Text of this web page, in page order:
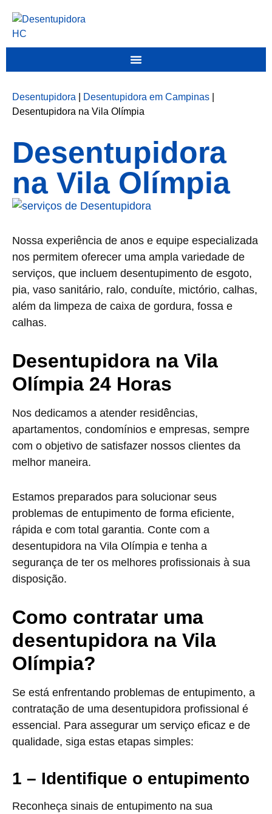
Desentupidora Desentupidora em Campinas
Desentupidora na Vila Olímpia
Desentupidora
na Vila Olímpia
Nossa experiência de anos e equipe especializada
nos permitem oferecer uma ampla variedade de
serviços, que incluem desentupimento de esgoto,
pia, vaso sanitário, ralo, conduíte, mictório, calhas,
além da limpeza de caixa de gordura, fossa e
calhas.
Desentupidora na Vila
Olímpia 24 Horas
Nos dedicamos a atender residências,
apartamentos, condomínios e empresas, sempre
com o objetivo de satisfazer nossos clientes da
melhor maneira.
Estamos preparados para solucionar seus
problemas de entupimento de forma eficiente,
rápida e com total garantia. Conte com a
desentupidora na Vila Olímpia e tenha a
segurança de ter os melhores profissionais à sua
disposição.
Como contratar uma
desentupidora na Vila
Olímpia?
Se está enfrentando problemas de entupimento, a
contratação de uma desentupidora profissional é
essencial. Para assegurar um serviço eficaz e de
qualidade, siga estas etapas simples:
1 – Identifique o entupimento
Reconheça sinais de entupimento na sua